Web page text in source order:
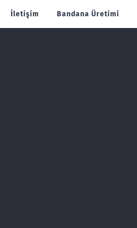
İletişim Bandana Üretimi